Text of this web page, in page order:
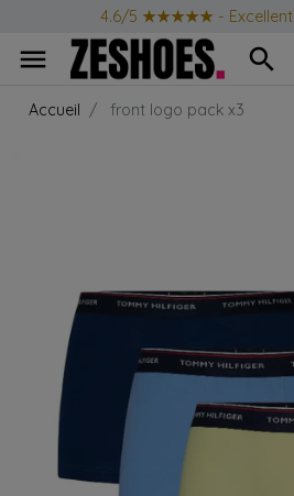
4.6/5 ★★★★★ -
menu search
Accueil front logo pack x3